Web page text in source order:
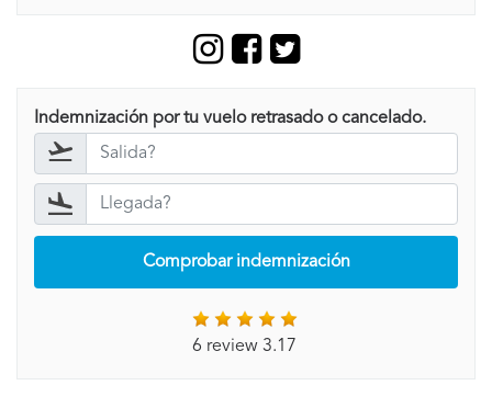
Indemnización por tu vuelo retrasado o cancelado.
Comprobar indemnización
6 review 3.17